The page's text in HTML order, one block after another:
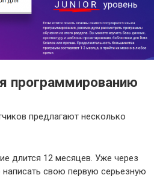
программированию
предлагают несколько
длится 12 месяцев. Уже через
свою первую серьезную